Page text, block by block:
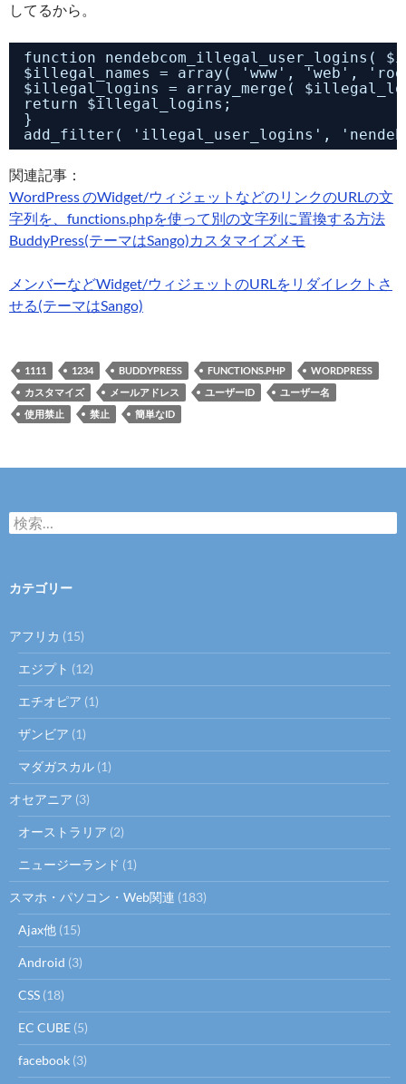
してるから。
function nendebcom_illegal_user_logins(
$illegal_names = array( 'www', 'web',
$illegal_logins = array_merge(
return $illegal_logins;
}
add_filter( 'illegal_user_logins',
関連記事：
WordPress のWidget/ウィジェットなどのリンクのURLの文
字列を、functions.phpを使って別の文字列に置換する方法
BuddyPress(テーマはSango)カスタマイズメモ
メンバーなどWidget/ウィジェットのURLをリダイレクトさ
せる(テーマはSango)
1111 1234 BUDDYPRESS FUNCTIONS.PHP
WORDPRESS
カスタマイズ
メールアドレス ユーザーID
ユーザー名
使用禁止
禁止 簡単なID
検
索:
カテゴリー
アフリカ (15)
エジプト (12)
エチオピア (1)
ザンビア (1)
マダガスカル (1)
オセアニア (3)
オーストラリア (2)
ニュージーランド (1)
スマホ・パソコン・Web関連 (183)
Ajax他 (15)
Android (3)
CSS (18)
EC CUBE (5)
facebook (3)